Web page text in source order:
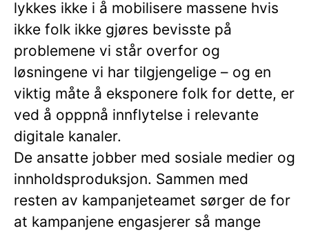
lykkes ikke i å mobilisere massene hvis
ikke folk ikke gjøres bevisste på
problemene vi står overfor og
løsningene vi har tilgjengelige – og en
viktig måte å eksponere folk for dette, er
ved å opppnå innflytelse i relevante
digitale kanaler.
De ansatte jobber med sosiale medier og
innholdsproduksjon. Sammen med
resten av kampanjeteamet sørger de for
at kampanjene engasjerer så mange